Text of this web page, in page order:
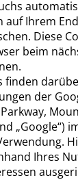
auf Ihrem
Diese
beim
finden
der
„Google“)
Ihres